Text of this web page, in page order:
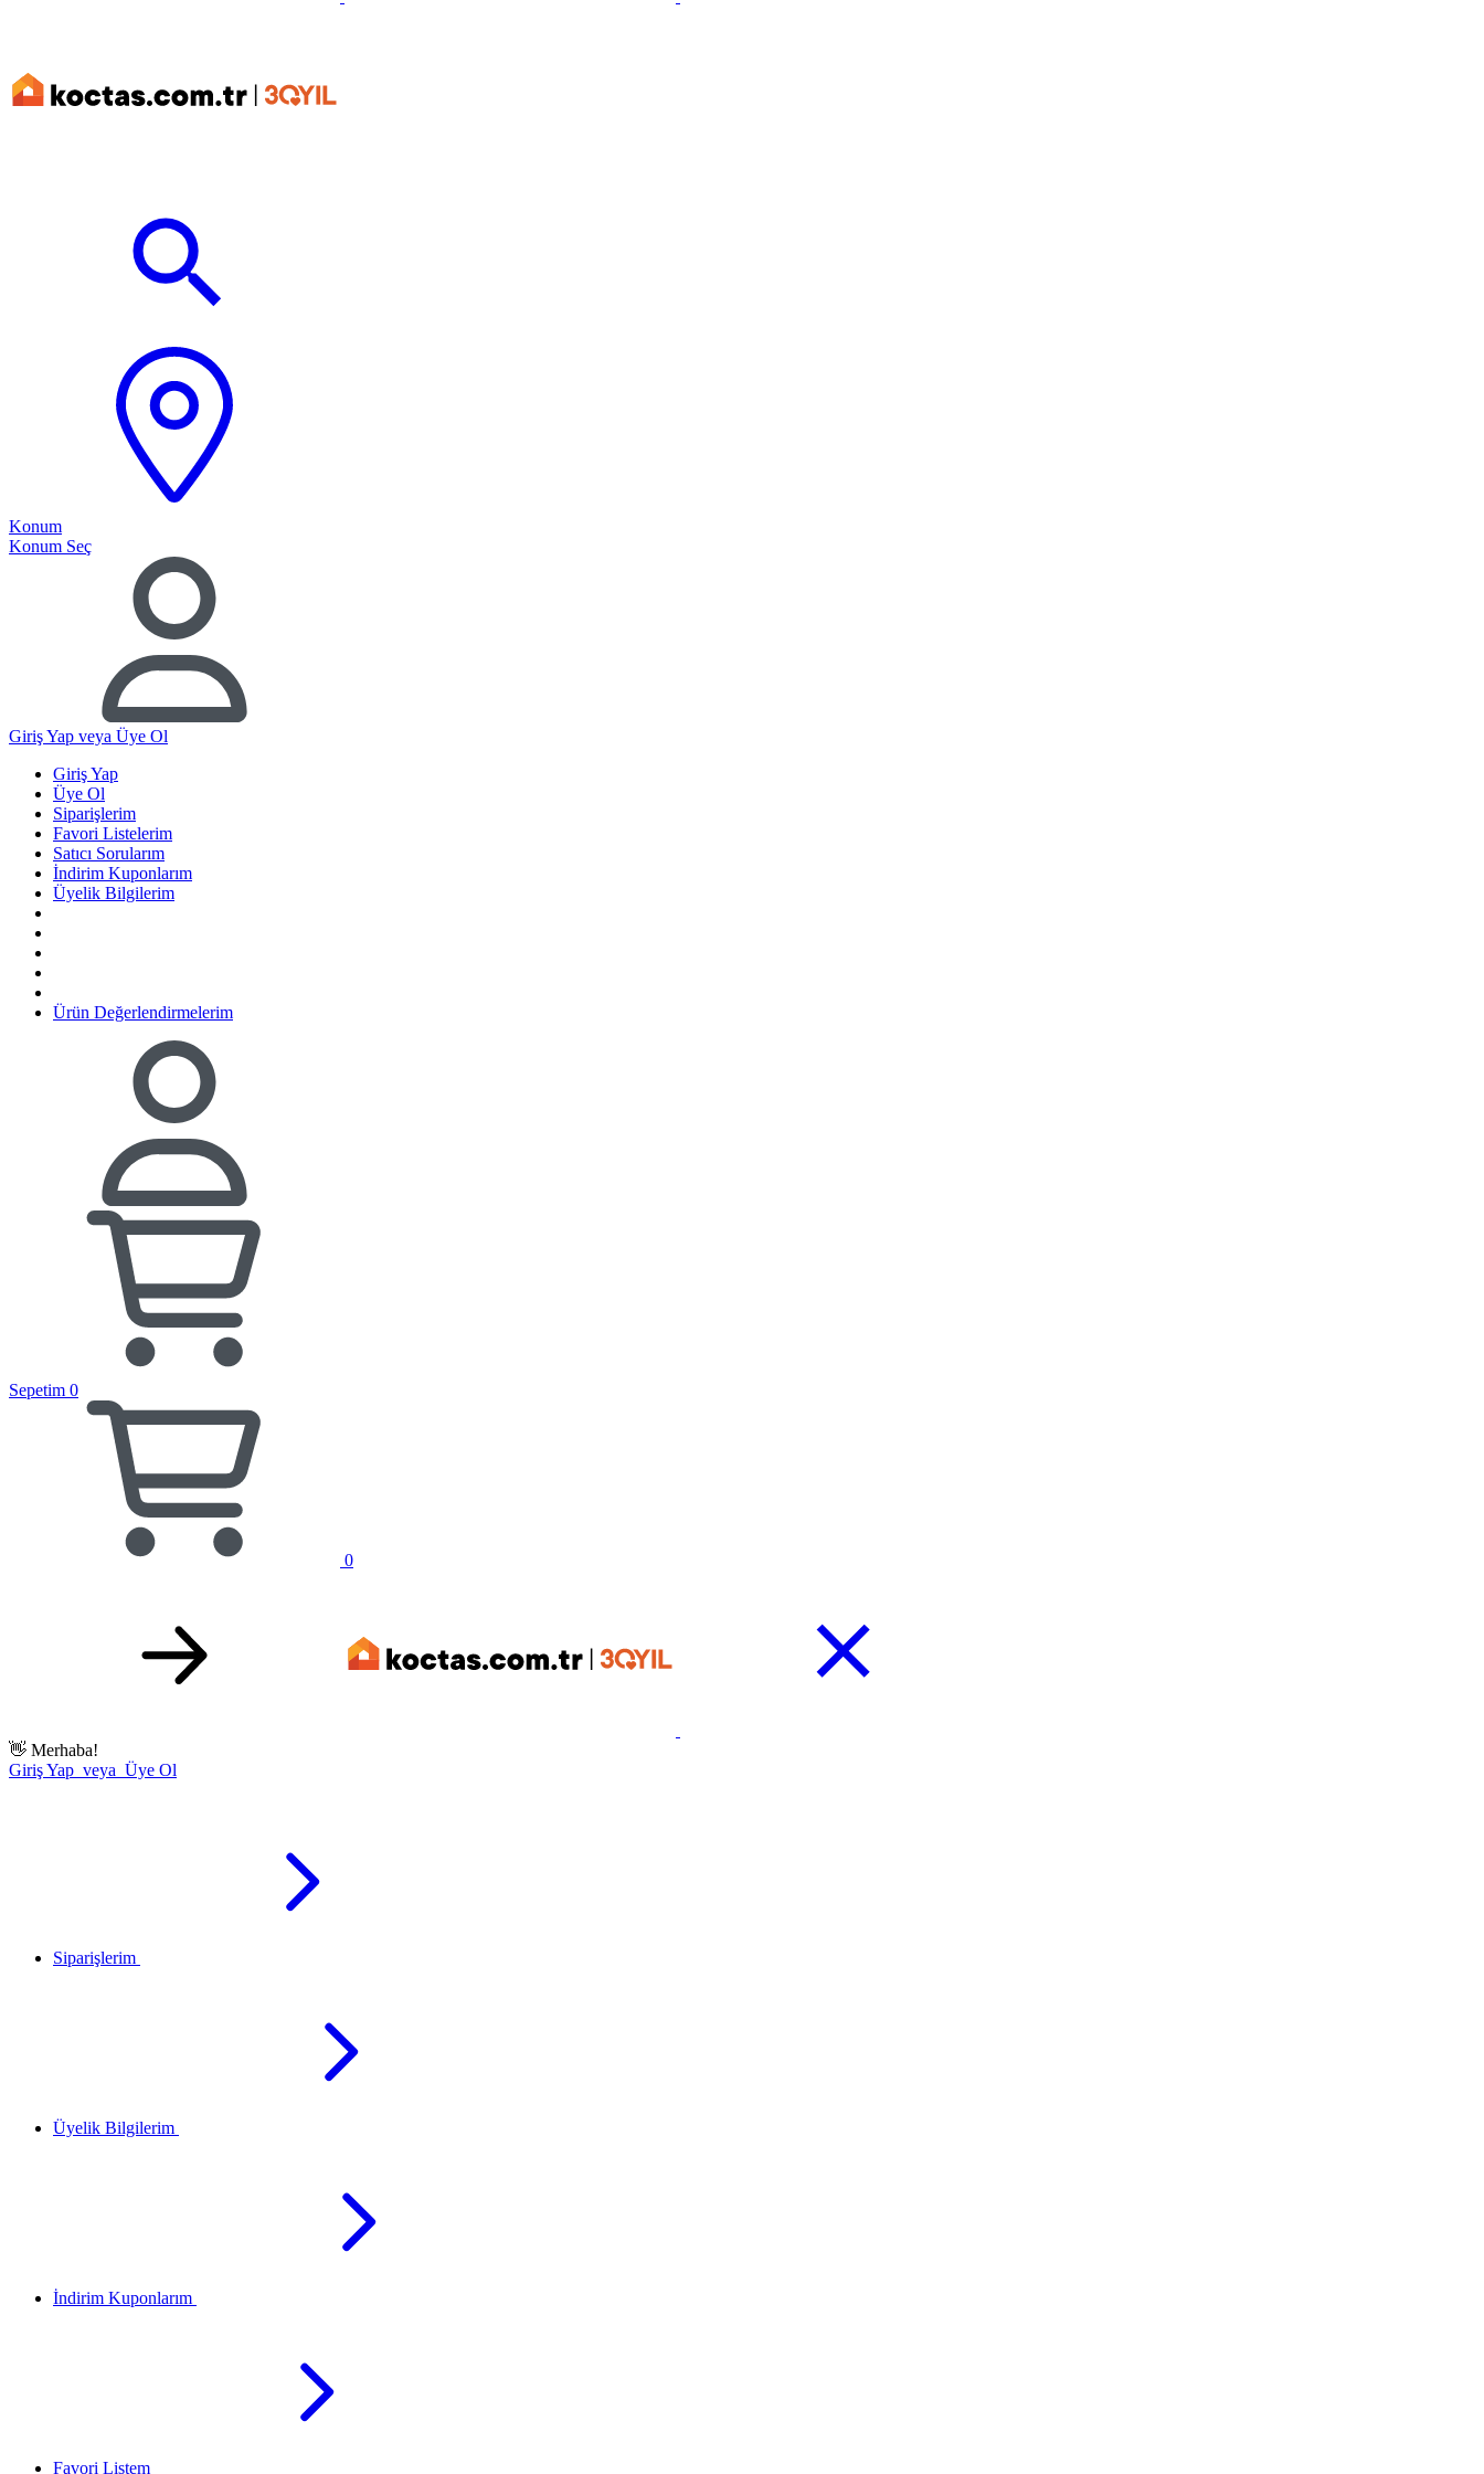
Konum
Konum Seç
Giriş Yap veya Üye Ol
Giriş Yap
Üye Ol
Siparişlerim
Favori Listelerim
Satıcı Sorularım
İndirim Kuponlarım
Üyelik Bilgilerim
Ürün Değerlendirmelerim
Sepetim 0
0
👋 Merhaba!
Giriş Yap veya Üye Ol
Siparişlerim
Üyelik Bilgilerim
İndirim Kuponlarım
Favori Listem